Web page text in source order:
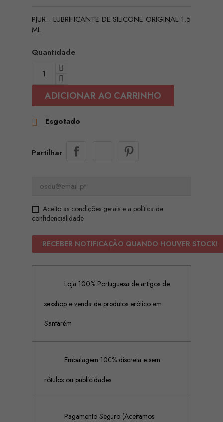
PJUR - LUBRIFICANTE DE SILICONE ORIGINAL 1.5
ML
Quantidade
ADICIONAR AO CARRINHO
 Esgotado
Partilhar
Aceito as condições gerais e a política de
confidencialidade
RECEBER NOTIFICAÇÃO QUANDO HOUVER STOCK!
Loja 100% Portuguesa de artigos de
sexshop e venda de produtos erótico em
Santarém
Embalagem 100% discreta e sem
rótulos ou publicidades
Pagamento Seguro (Aceitamos